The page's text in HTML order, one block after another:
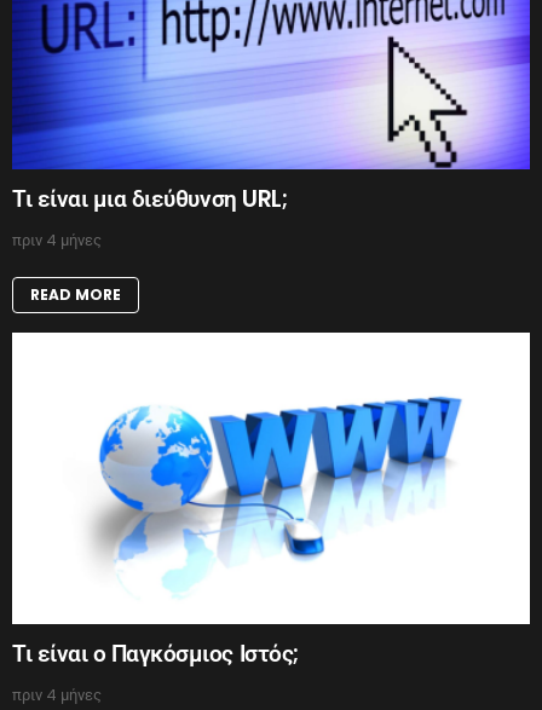
Τι είναι μια διεύθυνση URL;
πριν 4 μήνες
READ MORE
Τι είναι ο Παγκόσμιος Ιστός;
πριν 4 μήνες